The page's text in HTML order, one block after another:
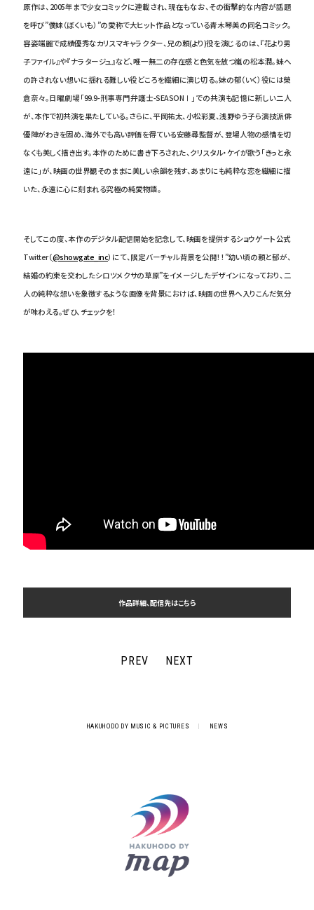
原作は、2005年まで少女コミックに連載され、現在もなお、その衝撃的な内容が話題
を呼び”僕妹（ぼくいも）”の愛称で大ヒット作品となっている青木琴美の同名コミック。
容姿端麗で成績優秀なカリスマキャラクター、兄の頼(より)役を演じるのは、『花より男
子ファイル』や『ナラタージュ』など、唯一無二の存在感と色気を放つ嵐の松本潤。妹へ
の許されない想いに揺れる難しい役どころを繊細に演じ切る。妹の郁（いく）役には榮
倉奈々。日曜劇場「99.9-刑事専門弁護士-SEASONⅠ」での共演も記憶に新しい二人
が、本作で初共演を果たしている。さらに、平岡祐太、小松彩夏、浅野ゆう子ら演技派俳
優陣がわきを固め、海外でも高い評価を得ている安藤尋監督が、登場人物の感情を切
なくも美しく描き出す。本作のために書き下ろされた、クリスタル・ケイが歌う「きっと永
遠に」が、映画の世界観そのままに美しい余韻を残す、あまりにも純粋な恋を繊細に描
いた、永遠に心に刻まれる究極の純愛物語。
そしてこの度、本作のデジタル配信開始を記念して、映画を提供するショウゲート公式
Twitter（@showgate_inc）にて、限定バーチャル背景を公開！！”幼い頃の頼と郁が、
結婚の約束を交わしたシロツメクサの草原”をイメージしたデザインになっており、二
人の純粋な想いを象徴するような画像を背景におけば、映画の世界へ入りこんだ気分
が味わえる。ぜひ、チェックを！
作品詳細、配信先はこちら
PREV NEXT
HAKUHODO DY MUSIC & PICTURES NEWS